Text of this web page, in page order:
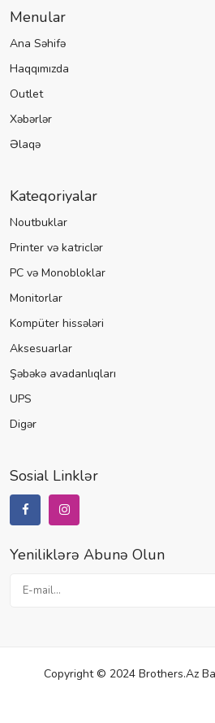
Menular
Ana Səhifə
Haqqımızda
Outlet
Xəbərlər
Əlaqə
Kateqoriyalar
Noutbuklar
Printer və katriclər
PC və Monobloklar
Monitorlar
Kompüter hissələri
Aksesuarlar
Şəbəkə avadanlıqları
UPS
Digər
Sosial Linklər
Yeniliklərə Abunə Olun
Copyright © 2024 Brothers.az